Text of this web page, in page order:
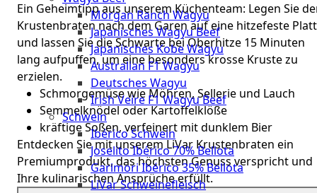
Morgan Ranch Wagyu
Japanisches Wagyu Beef
Japanisches Kobe Wagyu
Australian F1 Wagyu
Deutsches Wagyu
Irish Veire F1 Wagyu Beef
Schwein
Ibérico Schwein
Joselito Ibérico 70% Bellota
Garimori Ibérico 35% Bellota
LiVar Schweinefleisch
Ein Geheimtipp aus unserem Küchenteam: Legen Sie
Krustenbraten nach dem Garen auf eine hitzefeste
und lassen Sie die Schwarte bei Oberhitze 15 Minuten
lang aufpuffen, um eine besonders krosse Kruste zu
erzielen.
Schmorgemüse wie Möhren, Sellerie und Lauch
Semmelknödel oder Kartoffelklöße
kräftige Soßen, verfeinert mit dunklem Bier
Entdecken Sie mit unserem LiVar Krustenbraten ein
Premiumprodukt, das höchsten Genuss verspricht und
Ihre kulinarischen Ansprüche erfüllt.